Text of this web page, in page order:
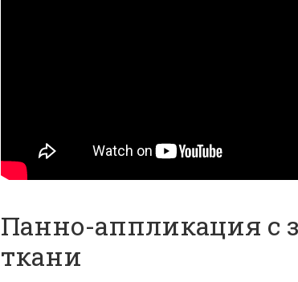
Панно-аппликация с
ткани